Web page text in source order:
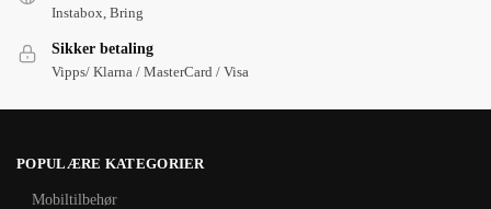
Instabox, Bring
Sikker betaling
Vipps/ Klarna / MasterCard / Visa
POPULÆRE KATEGORIER
Mobiltilbehør